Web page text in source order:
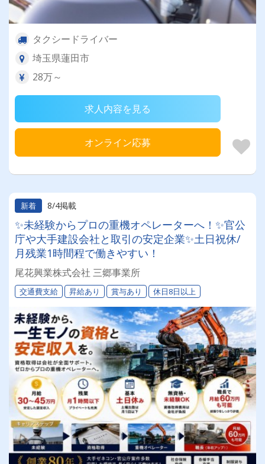
タクシードライバー
埼玉県蓮田市
28万～
求人内容を見る
オンライン応募
新着 8/4掲載
✨未経験からプロの重機オペレーターへ！✨官公
庁や大手建設会社と取引の安定企業✨土日祝休/
月残業1時間程で働きやすい！
尾花興業株式会社 三郷事業所
交通費支給 昇給あり 賞与あり 休日8日以上